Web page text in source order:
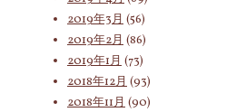
2019年3月 (56)
2019年2月 (86)
2019年1月 (73)
2018年12月 (93)
2018年11月 (90)